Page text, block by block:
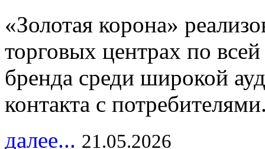
«Золотая корона»
торговых центрах по
бренда среди широкой
контакта с
далее... 21.05.2026